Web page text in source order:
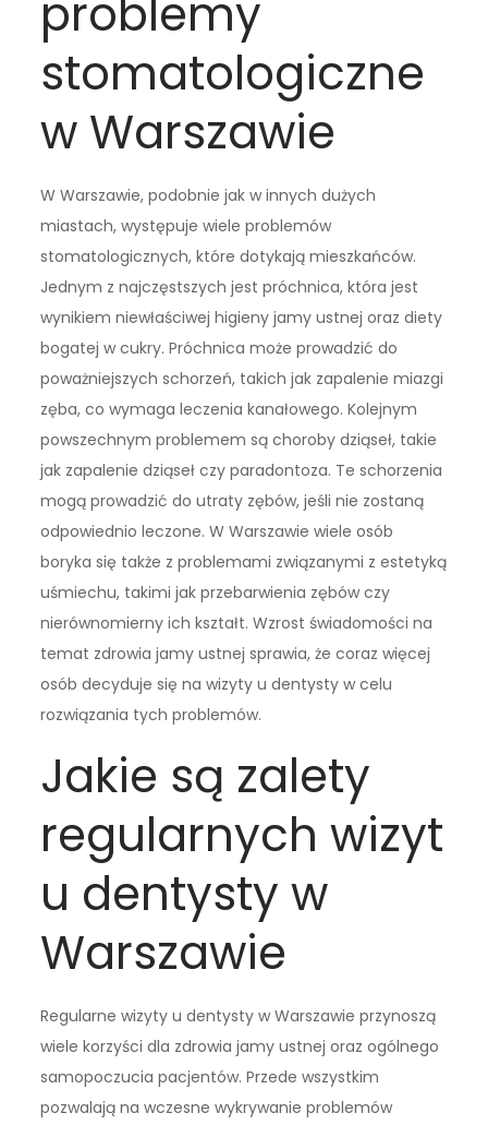
problemy
stomatologiczne
w Warszawie
W Warszawie, podobnie jak w innych dużych
miastach, występuje wiele problemów
stomatologicznych, które dotykają mieszkańców.
Jednym z najczęstszych jest próchnica, która jest
wynikiem niewłaściwej higieny jamy ustnej oraz diety
bogatej w cukry. Próchnica może prowadzić do
poważniejszych schorzeń, takich jak zapalenie miazgi
zęba, co wymaga leczenia kanałowego. Kolejnym
powszechnym problemem są choroby dziąseł, takie
jak zapalenie dziąseł czy paradontoza. Te schorzenia
mogą prowadzić do utraty zębów, jeśli nie zostaną
odpowiednio leczone. W Warszawie wiele osób
boryka się także z problemami związanymi z estetyką
uśmiechu, takimi jak przebarwienia zębów czy
nierównomierny ich kształt. Wzrost świadomości na
temat zdrowia jamy ustnej sprawia, że coraz więcej
osób decyduje się na wizyty u dentysty w celu
rozwiązania tych problemów.
Jakie są zalety
regularnych wizyt
u dentysty w
Warszawie
Regularne wizyty u dentysty w Warszawie przynoszą
wiele korzyści dla zdrowia jamy ustnej oraz ogólnego
samopoczucia pacjentów. Przede wszystkim
pozwalają na wczesne wykrywanie problemów